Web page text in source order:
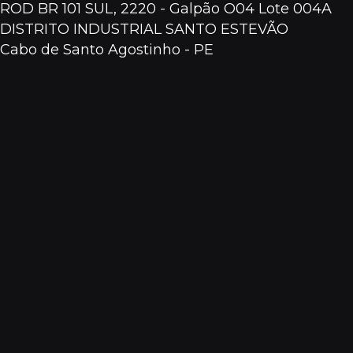
ROD BR 101 SUL, 2220 - Galpão O04 Lote 004A
DISTRITO INDUSTRIAL SANTO ESTEVÃO
Cabo de Santo Agostinho - PE